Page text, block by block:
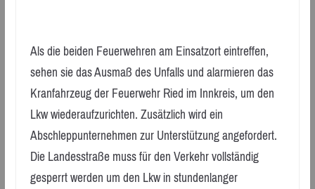
Als die beiden Feuerwehren am Einsatzort eintreffen,
sehen sie das Ausmaß des Unfalls und alarmieren das
Kranfahrzeug der Feuerwehr Ried im Innkreis, um den
Lkw wiederaufzurichten. Zusätzlich wird ein
Abschleppunternehmen zur Unterstützung angefordert.
Die Landesstraße muss für den Verkehr vollständig
gesperrt werden um den Lkw in stundenlanger